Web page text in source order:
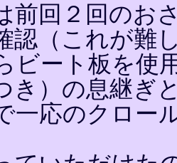
前回２回のお
認（これが難
ビート板を使
き）の息継ぎ
一応のクロー